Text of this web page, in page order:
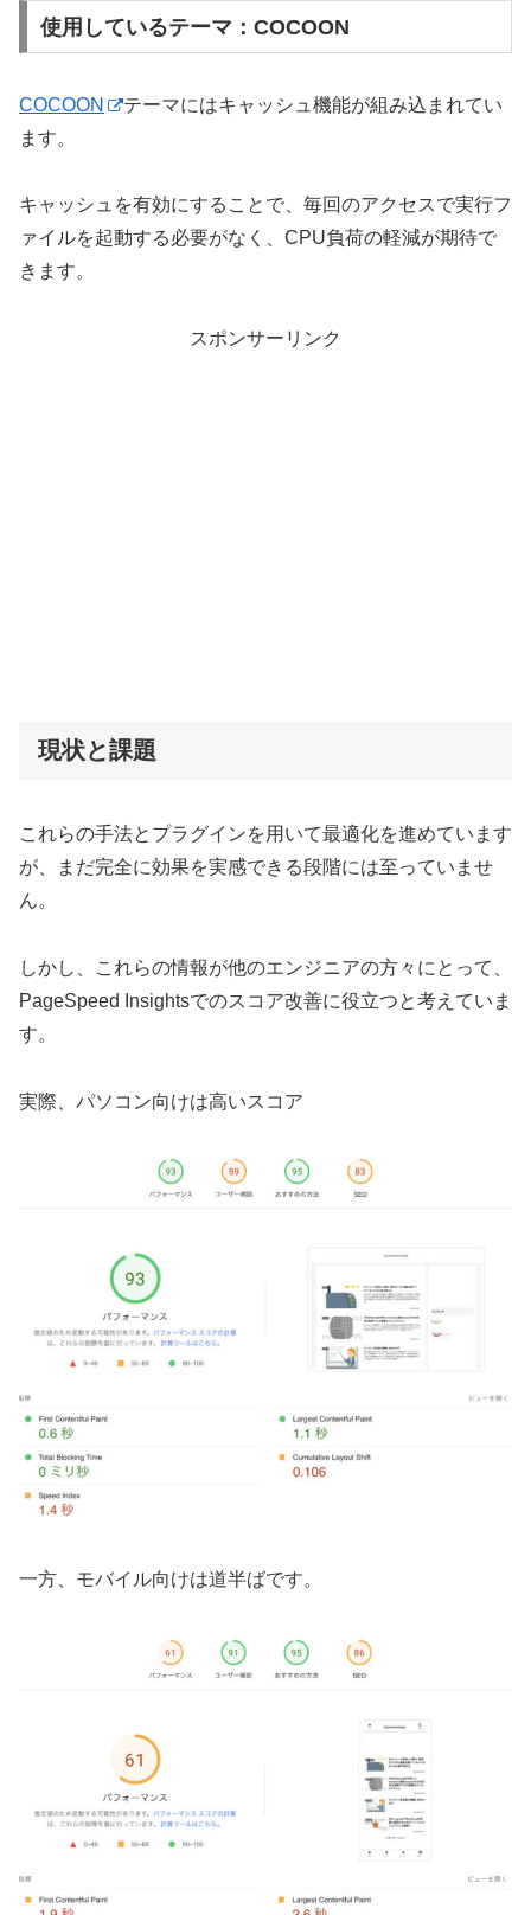
使用しているテーマ：COCOON
COCOON
テーマにはキャッシュ機能が組み込まれてい
ます。
キャッシュを有効にすることで、毎回のアクセスで実行フ
ァイルを起動する必要がなく、CPU負荷の軽減が期待で
きます。
スポンサーリンク
現状と課題
これらの手法とプラグインを用いて最適化を進めています
が、まだ完全に効果を実感できる段階には至っていませ
ん。
しかし、これらの情報が他のエンジニアの方々にとって、
PageSpeed Insightsでのスコア改善に役立つと考えていま
す。
実際、パソコン向けは高いスコア
一方、モバイル向けは道半ばです。